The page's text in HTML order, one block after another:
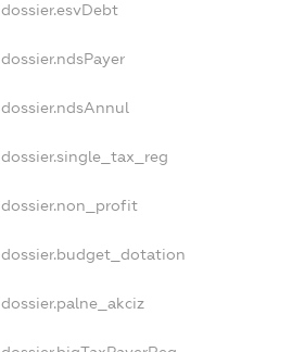
dossier.esvDebt
dossier.ndsPayer
dossier.ndsAnnul
dossier.single_tax_reg
dossier.non_profit
dossier.budget_dotation
dossier.palne_akciz